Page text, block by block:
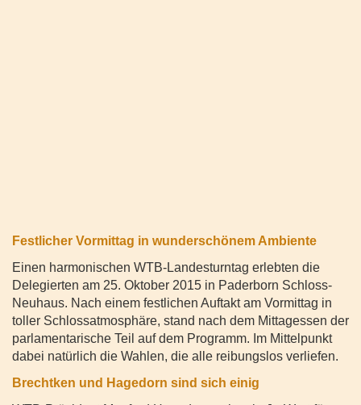
Festlicher Vormittag in wunderschönem Ambiente
Einen harmonischen WTB-Landesturntag erlebten die
Delegierten am 25. Oktober 2015 in Paderborn Schloss-
Neuhaus. Nach einem festlichen Auftakt am Vormittag in
toller Schlossatmosphäre, stand nach dem Mittagessen der
parlamentarische Teil auf dem Programm. Im Mittelpunkt
dabei natürlich die Wahlen, die alle reibungslos verliefen.
Brechtken und Hagedorn sind sich einig